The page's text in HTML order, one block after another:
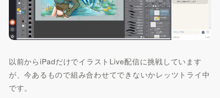
以前からiPadだけでイラストLive配信に挑戦しています
が、今あるもので組み合わせてできないかレッツトライ中
です。